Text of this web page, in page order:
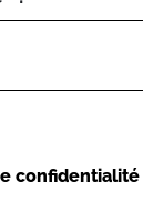
confidentialité